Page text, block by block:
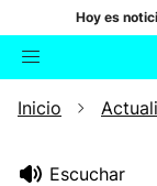
Hoy es
Buscador
Inicio
Escuchar